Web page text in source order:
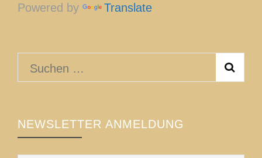
Powered by Translate
Suchen
NEWSLETTER ANMELDUNG